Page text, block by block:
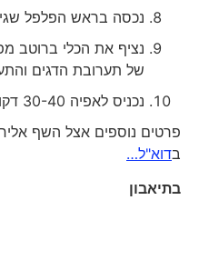
נכסה בראש הפלפל
נציף את הכלי ברוטב
של תערובת הדגים
נכניס לאפיה 30-40 דקות (אני הכנתי בטאבון פיצה)
פרטים נוספים אצל השף אליחנן
דוא"ל…
בתיאבון